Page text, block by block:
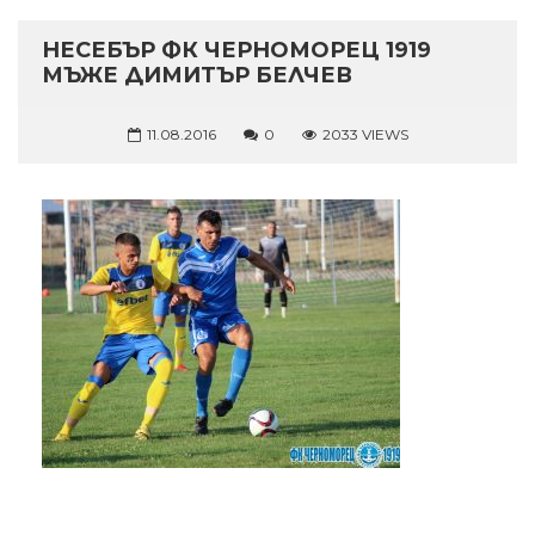
НЕСЕБЪР ФК ЧЕРНОМОРЕЦ 1919
МЪЖЕ ДИМИТЪР БЕЛЧЕВ
11.08.2016 0 2033 VIEWS